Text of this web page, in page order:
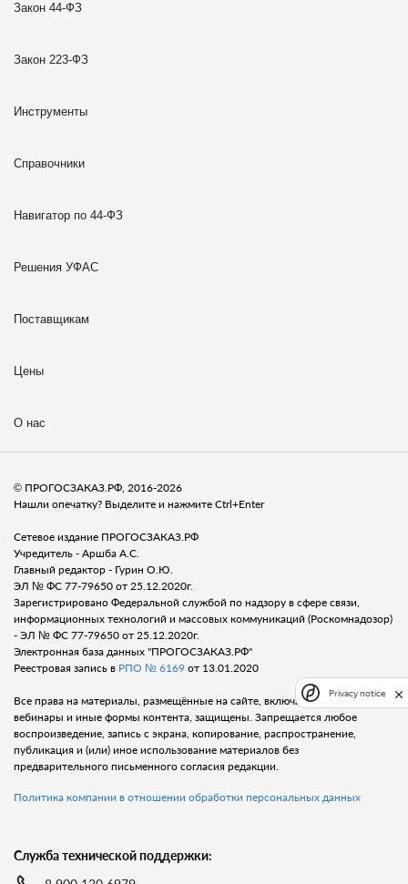
Закон 44-ФЗ
Закон 223-ФЗ
Инструменты
Справочники
Навигатор по 44-ФЗ
Решения УФАС
Поставщикам
Цены
О нас
© ПРОГОСЗАКАЗ.РФ, 2016-2026
Нашли опечатку? Выделите и нажмите Ctrl+Enter
Сетевое издание ПРОГОСЗАКАЗ.РФ
Учредитель - Аршба А.С.
Главный редактор - Гурин О.Ю.
ЭЛ № ФС 77-79650 от 25.12.2020г.
Зарегистрировано Федеральной службой по надзору в сфере связи,
информационных технологий и массовых коммуникаций (Роскомнадозор)
- ЭЛ № ФС 77-79650 от 25.12.2020г.
Электронная база данных "ПРОГОСЗАКАЗ.РФ"
Реестровая запись в РПО № 6169 от 13.01.2020
Все права на материалы, размещённые на сайте, включая тексты, видео,
вебинары и иные формы контента, защищены. Запрещается любое
воспроизведение, запись с экрана, копирование, распространение,
публикация и (или) иное использование материалов без
предварительного письменного согласия редакции.
Политика компании в отношении обработки персональных данных
Служба технической поддержки:
Privacy notice